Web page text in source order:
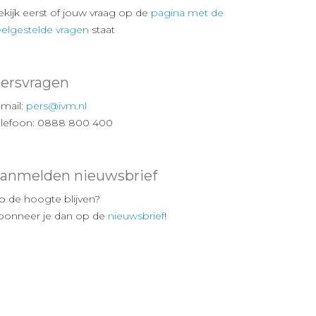
eerst of jouw vraag op de pagina met de
vragen staat
pers@ivm.nl
0888 800 400
nieuwsbrief
de hoogte blijven?
je dan op de nieuwsbrief!